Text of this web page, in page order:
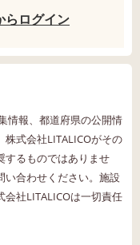
らログイン
情報、都道府県の公開情
式会社LITALICOがその
するものではありませ
い合わせください。施設
社LITALICOは一切責任